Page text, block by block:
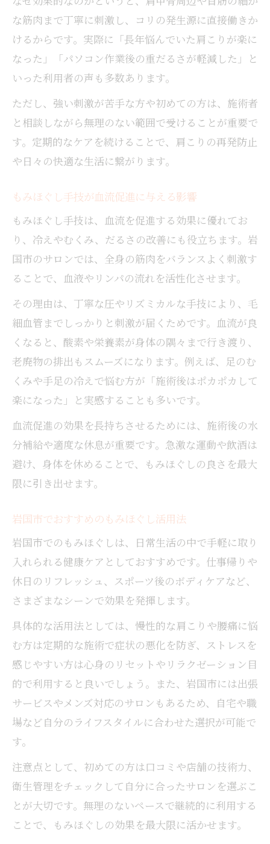
な筋肉まで丁寧に刺激し、コリの発生源に直接働きか
けるからです。実際に「長年悩んでいた肩こりが楽に
なった」「パソコン作業後の重だるさが軽減した」と
いった利用者の声も多数あります。
ただし、強い刺激が苦手な方や初めての方は、施術者
と相談しながら無理のない範囲で受けることが重要で
す。定期的なケアを続けることで、肩こりの再発防止
や日々の快適な生活に繋がります。
もみほぐし手技が血流促進に与える影響
もみほぐし手技は、血流を促進する効果に優れてお
り、冷えやむくみ、だるさの改善にも役立ちます。岩
国市のサロンでは、全身の筋肉をバランスよく刺激す
ることで、血液やリンパの流れを活性化させます。
その理由は、丁寧な圧やリズミカルな手技により、毛
細血管までしっかりと刺激が届くためです。血流が良
くなると、酸素や栄養素が身体の隅々まで行き渡り、
老廃物の排出もスムーズになります。例えば、足のむ
くみや手足の冷えで悩む方が「施術後はポカポカして
楽になった」と実感することも多いです。
血流促進の効果を長持ちさせるためには、施術後の水
分補給や適度な休息が重要です。急激な運動や飲酒は
避け、身体を休めることで、もみほぐしの良さを最大
限に引き出せます。
岩国市でおすすめのもみほぐし活用法
岩国市でのもみほぐしは、日常生活の中で手軽に取り
入れられる健康ケアとしておすすめです。仕事帰りや
休日のリフレッシュ、スポーツ後のボディケアなど、
さまざまなシーンで効果を発揮します。
具体的な活用法としては、慢性的な肩こりや腰痛に悩
む方は定期的な施術で症状の悪化を防ぎ、ストレスを
感じやすい方は心身のリセットやリラクゼーション目
的で利用すると良いでしょう。また、岩国市には出張
サービスやメンズ対応のサロンもあるため、自宅や職
場など自分のライフスタイルに合わせた選択が可能で
す。
注意点として、初めての方は口コミや店舗の技術力、
衛生管理をチェックして自分に合ったサロンを選ぶこ
とが大切です。無理のないペースで継続的に利用する
ことで、もみほぐしの効果を最大限に活かせます。